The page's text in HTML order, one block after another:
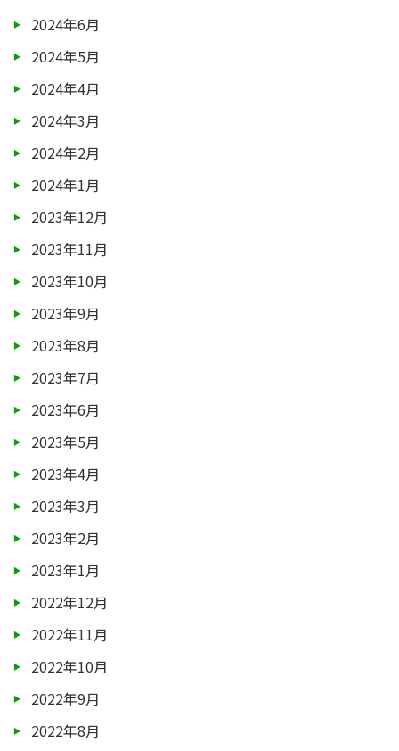
2024年6月
2024年5月
2024年4月
2024年3月
2024年2月
2024年1月
2023年12月
2023年11月
2023年10月
2023年9月
2023年8月
2023年7月
2023年6月
2023年5月
2023年4月
2023年3月
2023年2月
2023年1月
2022年12月
2022年11月
2022年10月
2022年9月
2022年8月